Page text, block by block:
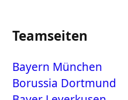
Teamseiten
Bayern München
Borussia Dortmund